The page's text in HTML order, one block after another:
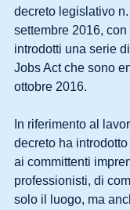
decreto legislativo
settembre 2016,
introdotti una serie
Jobs Act che sono
ottobre 2016.
In riferimento al
decreto ha
ai committenti
professionisti, di
solo il luogo, ma